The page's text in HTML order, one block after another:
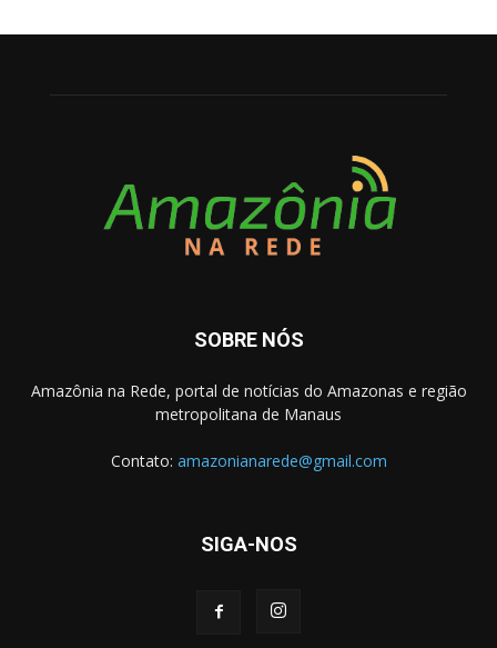
SOBRE NÓS
Amazônia na Rede, portal de notícias do Amazonas e região
metropolitana de Manaus
Contato: amazonianarede@gmail.com
SIGA-NOS